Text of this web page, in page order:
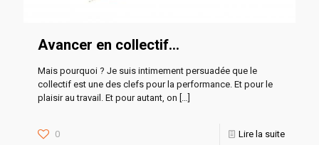
Avancer en collectif…
Mais pourquoi ? Je suis intimement persuadée que le
collectif est une des clefs pour la performance. Et pour le
plaisir au travail. Et pour autant, on […]
0 Lire la suite